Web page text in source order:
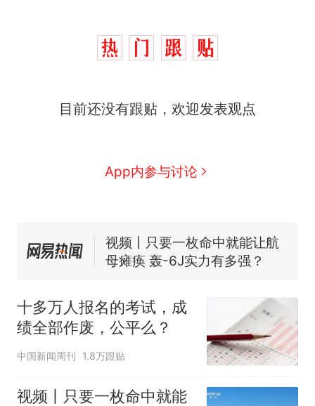
目前还没有跟贴，欢迎发表观点
App内参与讨论
十多万人报名的考试，成绩
全部作废，公平么？
国大使骑行绕了几乎整个国境
搬家报价570元，搬到楼下交
空调24小时开着反而更省电？
电力部门回应
大风力14级
热 十多万人报名的考试，成绩
全部作废，公平么？
十多万人报名的考试，成
绩全部作废，公平么？
中国新闻周刊 1.8万跟贴
视频丨只要一枚命中就能